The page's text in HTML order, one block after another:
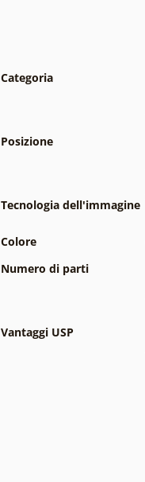
Categoria
Posizione
Tecnologia dell'immagine
Colore
Numero di parti
Vantaggi USP